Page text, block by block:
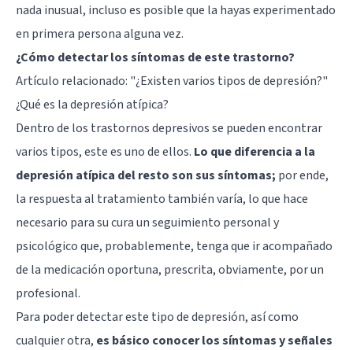
nada inusual, incluso es posible que la hayas experimentado
en primera persona alguna vez.
¿Cómo detectar los síntomas de este trastorno?
Artículo relacionado: "¿Existen varios tipos de depresión?"
¿Qué es la depresión atípica?
Dentro de los trastornos depresivos se pueden encontrar
varios tipos, este es uno de ellos. Lo que diferencia a la
depresión atípica del resto son sus síntomas; por ende,
la respuesta al tratamiento también varía, lo que hace
necesario para su cura un seguimiento personal y
psicológico que, probablemente, tenga que ir acompañado
de la medicación oportuna, prescrita, obviamente, por un
profesional.
Para poder detectar este tipo de depresión, así como
cualquier otra, es básico conocer los síntomas y señales